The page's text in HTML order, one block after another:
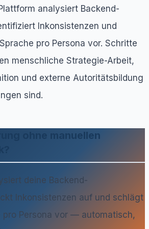
analysiert Backend-
Inkonsistenzen und
pro Persona vor. Schritte
menschliche Strategie-Arbeit,
und externe Autoritätsbildung
sind.
ohne manuellen
deine Backend-
Inkonsistenzen auf und schlägt
pro Persona vor — automatisch,